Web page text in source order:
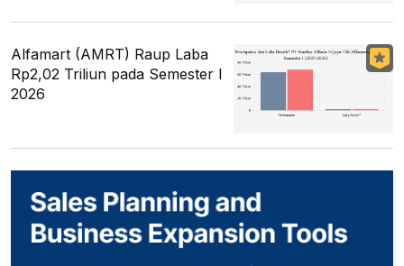
Alfamart (AMRT) Raup Laba
Rp2,02 Triliun pada Semester I
2026